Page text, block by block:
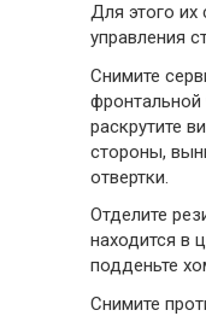
Для этого их
управления
Снимите
фронтальной
раскрутите
стороны,
отвертки.
Отделите
находится в
подденьте
Снимите